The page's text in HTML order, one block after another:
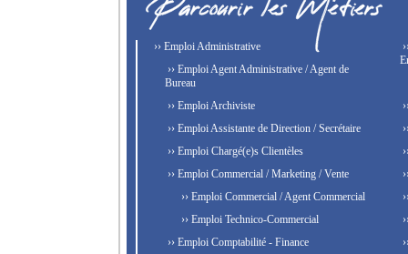
›› Emploi Administrative
›› Emploi Agent Administrative / Agent de
Bureau
›› Emploi Archiviste
›› Emploi Assistante de Direction / Secrétaire
›› Emploi Chargé(e)s Clientèles
›› Emploi Commercial / Marketing / Vente
›› Emploi Commercial / Agent Commercial
›› Emploi Technico-Commercial
›› Emploi Comptabilité - Finance